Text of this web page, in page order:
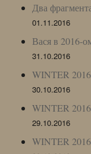
Два
01.11.2016
Вася в 2016-
31.10.2016
WINTER
30.10.2016
WINTER
29.10.2016
WINTER